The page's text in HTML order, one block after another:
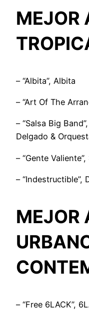
MEJOR
– “Albita”, Albita
– “Art Of The
– “Salsa Big
Delgado &
– “Gente
– “Indestructible”,
MEJOR
– “Free 6LACK”,